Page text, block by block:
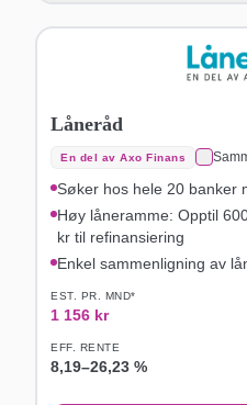
Låneråd
En del av Axo Finans
Søker hos hele 20 banker
Høy låneramme: Opptil
kr til refinansiering
Enkel sammenligning av
EST. PR. MND*
1 156 kr
EFF. RENTE
8,19–26,23 %